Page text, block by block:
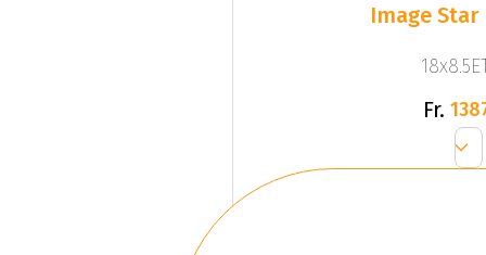
Image Star
Fr.